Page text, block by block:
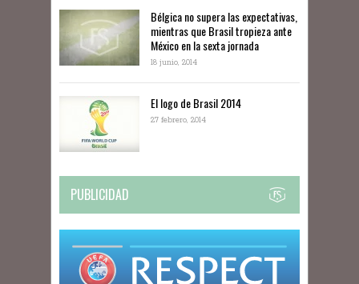
Bélgica no supera las expectativas,
mientras que Brasil tropieza ante
México en la sexta jornada
18 junio, 2014
El logo de Brasil 2014
27 febrero, 2014
PUBLICIDAD